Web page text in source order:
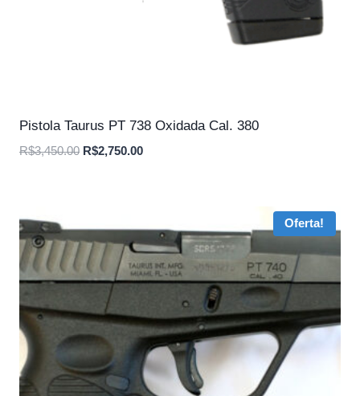
Pistola Taurus PT 738 Oxidada Cal. 380
R$3,450.00 O
R$2,750.00O
Oferta!